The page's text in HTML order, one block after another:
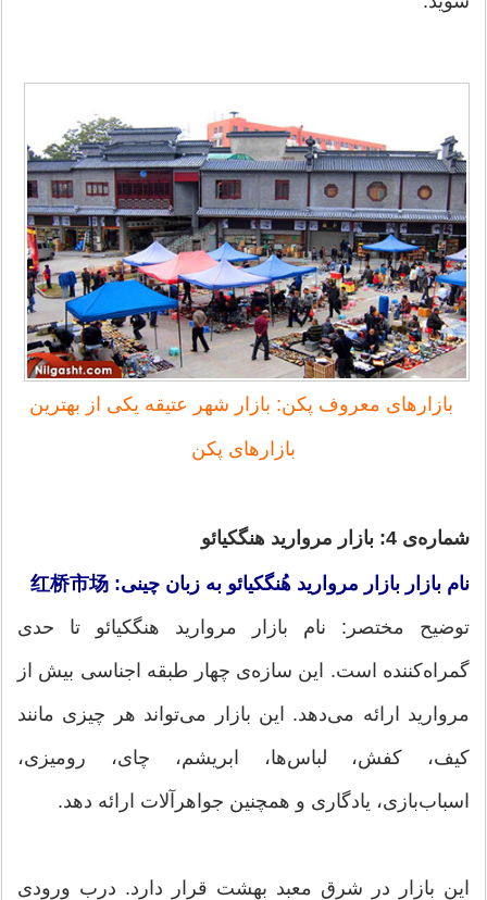
بازارهای معروف پکن: بازار شهر عتیقه یکی از بهترین
بازارهای پکن
شماره‌ی 4: بازار مروارید هنگکیائو
نام بازار بازار مروارید هُنگکیائو به زبان چینی: 红桥市场
توضیح مختصر: نام بازار مروارید هنگکیائو تا حدی
گمراه‌کننده است. این سازه‌ی چهار طبقه اجناسی بیش از
مروارید ارائه می‌دهد. این بازار می‌تواند هر چیزی مانند
کیف، کفش، لباس‌ها، ابریشم، چای، رومیزی،
اسباب‌بازی، یادگاری و همچنین جواهرآلات ارائه دهد.
این بازار در شرق معبد بهشت قرار دارد. درب ورودی